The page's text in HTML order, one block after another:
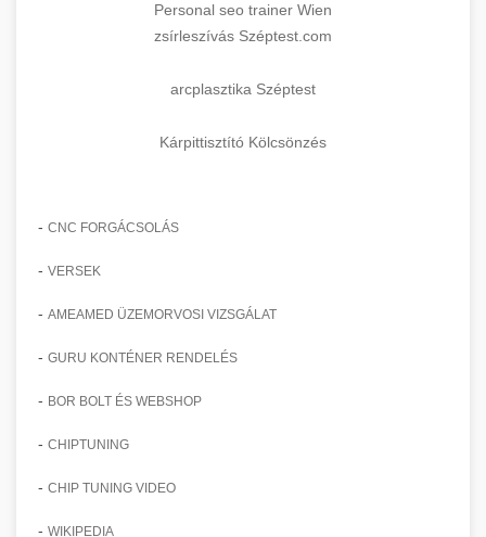
Personal seo trainer Wien
zsírleszívás Széptest.com
arcplasztika Széptest
Kárpittisztító Kölcsönzés
- CNC FORGÁCSOLÁS
- VERSEK
- AMEAMED ÜZEMORVOSI VIZSGÁLAT
- GURU KONTÉNER RENDELÉS
- BOR BOLT ÉS WEBSHOP
- CHIPTUNING
- CHIP TUNING VIDEO
- WIKIPEDIA